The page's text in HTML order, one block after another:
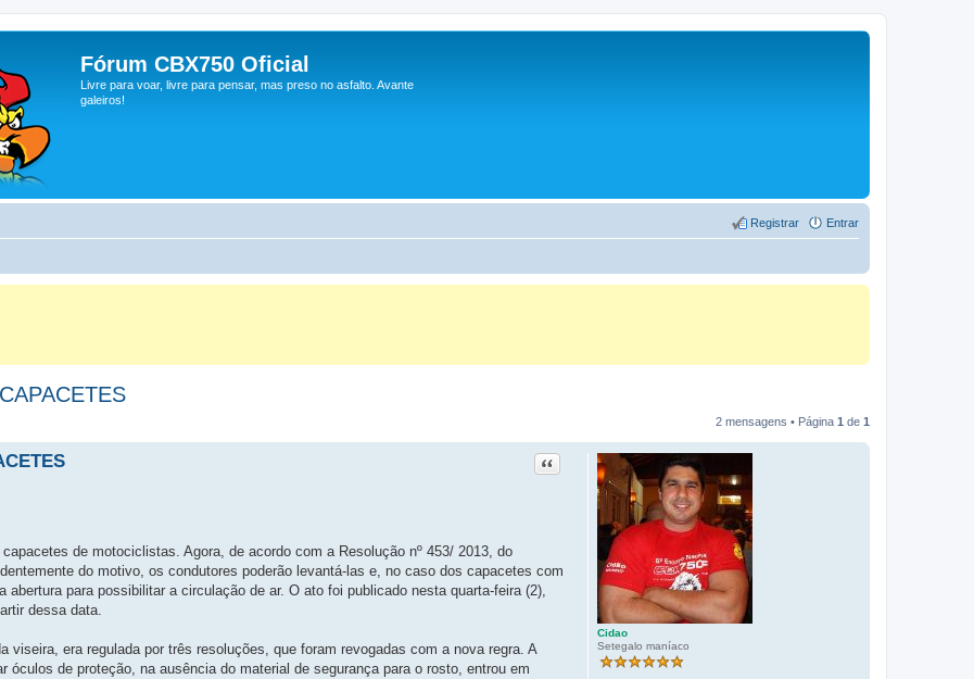
Fórum CBX750 Oficial
Livre para voar, livre para pensar, mas preso no asfalto. Avante
galeiros!
Entrar
Registrar
2 mensagens • Página 1 de 1
Cidao
Setegalo maníaco
Citação
de motociclistas. Agora, de acordo com a Resolução nº 453/ 2013, do
do motivo, os condutores poderão levantá-las e, no caso dos capacetes com
para possibilitar a circulação de ar. O ato foi publicado nesta quarta-feira (2),
dessa data.
era regulada por três resoluções, que foram revogadas com a nova regra. A
de proteção, na ausência do material de segurança para o rosto, entrou em